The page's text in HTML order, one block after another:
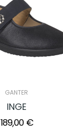
GANTER
INGE
189,00 €